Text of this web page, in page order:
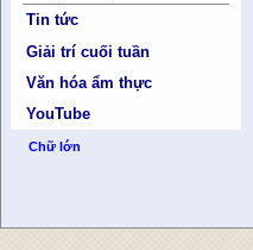
Tin tức
Giải trí cuối tuần
Văn hóa ẩm thực
YouTube
Chữ lớn